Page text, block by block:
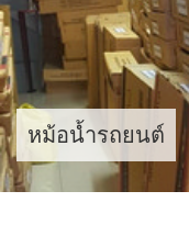
Skip
to
content
หม้อน้ำรถยนต์